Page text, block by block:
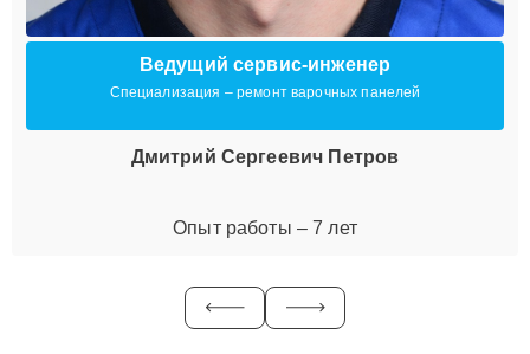
Ведущий сервис-инженер
Специализация – ремонт варочных панелей
Дмитрий Сергеевич Петров
Опыт работы – 7 лет